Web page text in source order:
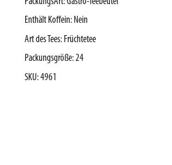
Enthält Koffein: Nein
Art des Tees: Früchtetee
Packungsgröße:24
SKU:4961